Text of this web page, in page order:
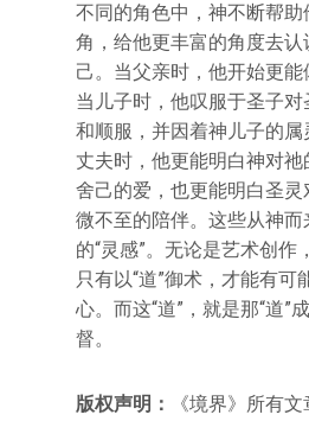
不同的角色中，神不断帮
角，给他更丰富的角度去认
己。当父亲时，他开始更能
当儿子时，他叹服于圣子
和顺服，并因着神儿子的属
丈夫时，他更能明白神对
舍己的爱，也更能明白圣
微不至的陪伴。这些从神
的“灵感”。无论是艺术创作
只有以“道”御术，才能有可
心。而这“道”，就是那“道”
督。
版权声明：
《境界》所有